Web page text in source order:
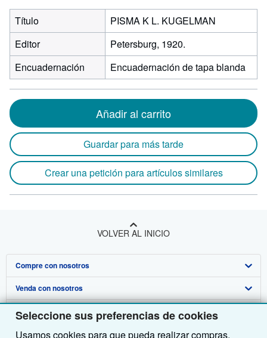
Seleccione sus preferencias de cookies
Usamos cookies para que pueda realizar compras,
Título
PISMA K L. KUGELMAN
Editor
Petersburg, 1920.
Encuadernación
Encuadernación de tapa blanda
Añadir al carrito
Guardar para más tarde
Crear una petición para artículos similares
VOLVER AL INICIO
Compre con nosotros
Búsqueda avanzada
Colecciones
Mi cuenta
Venda con nosotros
Comenzar a vender
Únase a nuestro programa de afiliados
Sobre nosotros
Sobre IberLibro
Obtener Ayuda